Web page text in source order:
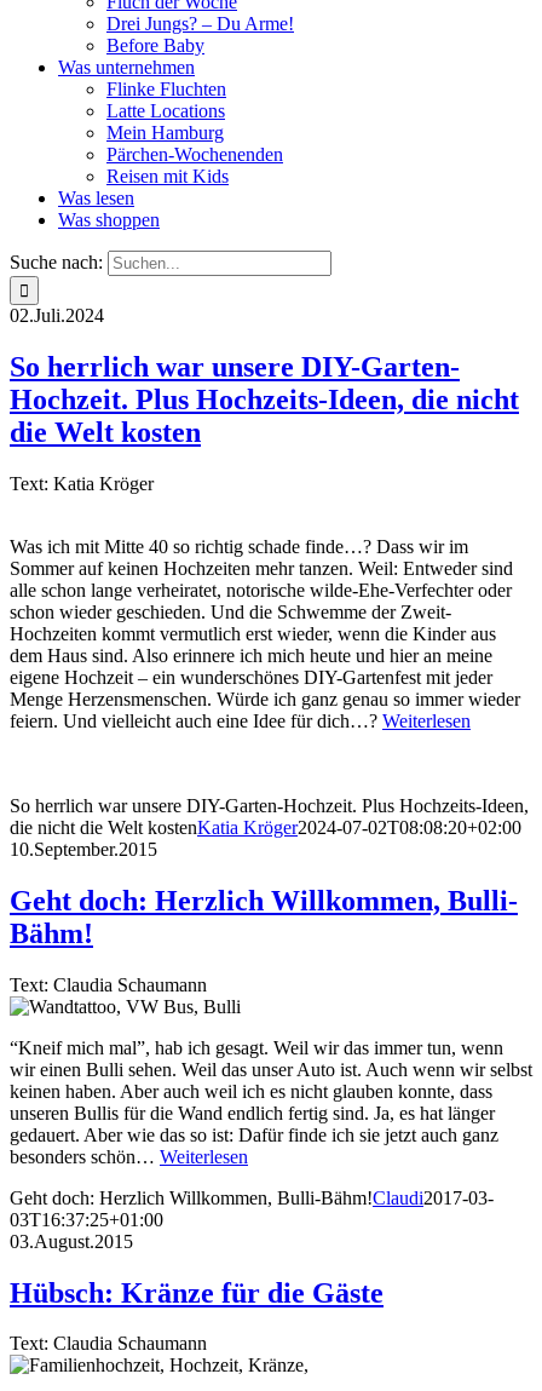
Drei Jungs? – Du Arme!
Before Baby
Was unternehmen
Flinke Fluchten
Latte Locations
Mein Hamburg
Pärchen-Wochenenden
Reisen mit Kids
Was lesen
Was shoppen
Suche nach:
02.Juli.2024
So herrlich war unsere DIY-Garten-
Hochzeit. Plus Hochzeits-Ideen, die nicht
die Welt kosten
Text: Katia Kröger
Was ich mit Mitte 40 so richtig schade finde…? Dass wir im
Sommer auf keinen Hochzeiten mehr tanzen. Weil: Entweder sind
alle schon lange verheiratet, notorische wilde-Ehe-Verfechter oder
schon wieder geschieden. Und die Schwemme der Zweit-
Hochzeiten kommt vermutlich erst wieder, wenn die Kinder aus
dem Haus sind. Also erinnere ich mich heute und hier an meine
eigene Hochzeit – ein wunderschönes DIY-Gartenfest mit jeder
Menge Herzensmenschen. Würde ich ganz genau so immer wieder
feiern. Und vielleicht auch eine Idee für dich…? Weiterlesen
So herrlich war unsere DIY-Garten-Hochzeit. Plus Hochzeits-Ideen,
die nicht die Welt kostenKatia Kröger2024-07-02T08:08:20+02:00
10.September.2015
Geht doch: Herzlich Willkommen, Bulli-
Bähm!
Text: Claudia Schaumann
“Kneif mich mal”, hab ich gesagt. Weil wir das immer tun, wenn
wir einen Bulli sehen. Weil das unser Auto ist. Auch wenn wir selbst
keinen haben. Aber auch weil ich es nicht glauben konnte, dass
unseren Bullis für die Wand endlich fertig sind. Ja, es hat länger
gedauert. Aber wie das so ist: Dafür finde ich sie jetzt auch ganz
besonders schön… Weiterlesen
Geht doch: Herzlich Willkommen, Bulli-Bähm!Claudi2017-03-
03T16:37:25+01:00
03.August.2015
Hübsch: Kränze für die Gäste
Text: Claudia Schaumann